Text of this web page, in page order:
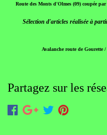
Route des Monts d'Olmes (09) coupée
Sélection d'articles réalisée à
Avalanche route de Gourette
Partagez sur les